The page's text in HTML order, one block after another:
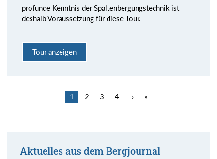
profunde Kenntnis der Spaltenbergungstechnik ist
deshalb Voraussetzung für diese Tour.
Tour anzeigen
1 2 3 4 › »
Aktuelles aus dem Bergjournal